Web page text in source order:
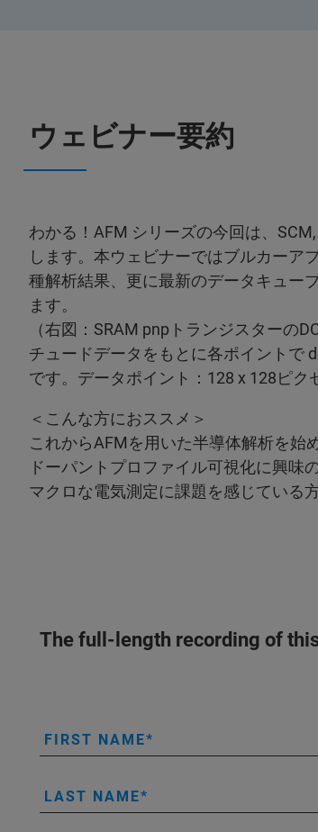
ウェビナー要約
わかる！AFM シリーズの今回は、
します。本ウェビナーではブルカーア
種解析結果、更に最新のデータキュー
ます。
（右図：SRAM pnpトランジスターの
チュードデータをもとに各ポイントで
です。データポイント：128 x 128ピク
＜こんな方におススメ＞
これからAFMを用いた半導体解析を始
ドーパントプロファイル可視化に興味
マクロな電気測定に課題を感じている
The full-length recording of
FIRST NAME
LAST NAME